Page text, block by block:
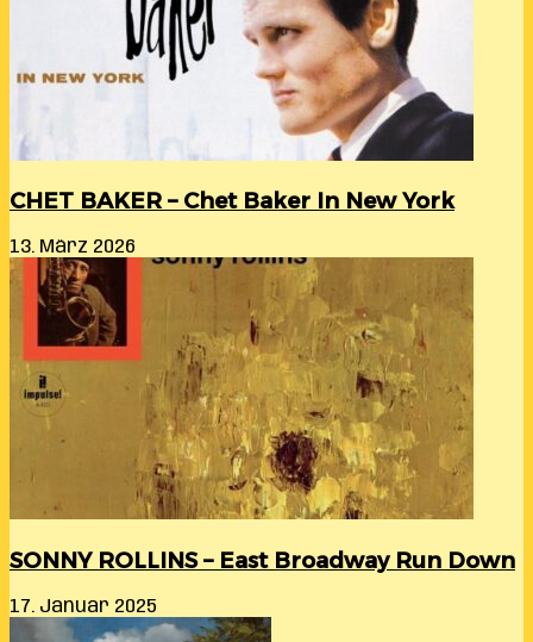
CHET BAKER – Chet Baker In New York
13. März 2026
SONNY ROLLINS – East Broadway Run Down
17. Januar 2025